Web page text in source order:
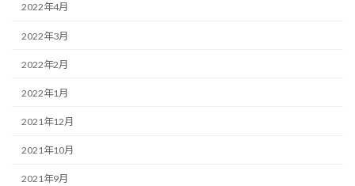
2022年4月
2022年3月
2022年2月
2022年1月
2021年12月
2021年10月
2021年9月